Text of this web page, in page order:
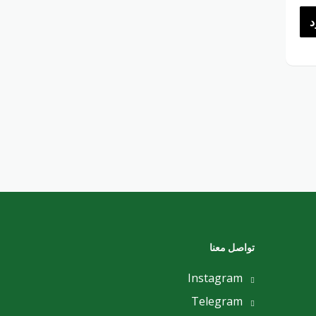
تواصل معنا
Instagram
Telegram